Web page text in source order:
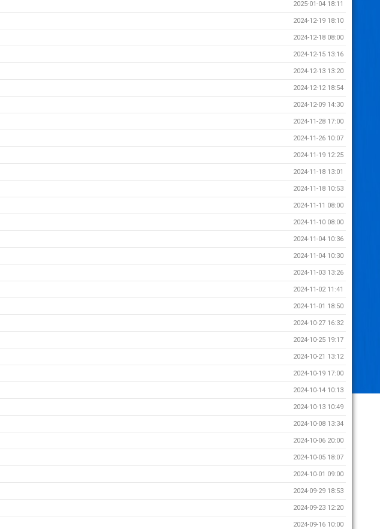
2025-01-04 18:11
2024-12-19 18:10
2024-12-18 08:00
2024-12-15 13:16
2024-12-13 13:20
2024-12-12 18:54
2024-12-09 14:30
2024-11-28 17:00
2024-11-26 10:07
2024-11-19 12:25
2024-11-18 13:01
2024-11-18 10:53
2024-11-11 08:00
2024-11-10 08:00
2024-11-04 10:36
2024-11-04 10:30
2024-11-03 13:26
2024-11-02 11:41
2024-11-01 18:50
2024-10-27 16:32
2024-10-25 19:17
2024-10-21 13:12
2024-10-19 17:00
2024-10-14 10:13
2024-10-13 10:49
2024-10-08 13:34
2024-10-06 20:00
2024-10-05 18:07
2024-10-01 09:00
2024-09-29 18:53
2024-09-23 12:20
2024-09-16 10:00